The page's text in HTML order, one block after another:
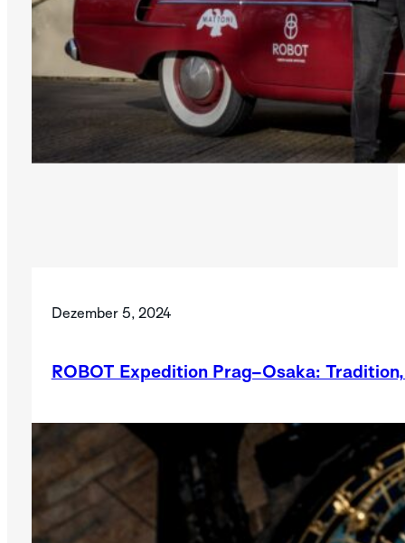
Dezember 5, 2024
ROBOT Expedition Prag–Osaka: